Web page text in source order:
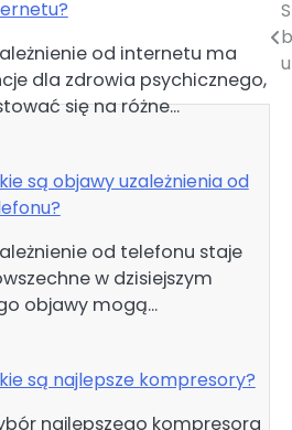
od internetu ma
dla zdrowia psychicznego,
się na różne…
są objawy uzależnienia od
od telefonu staje
w dzisiejszym
objawy mogą…
są najlepsze kompresory?
najlepszego kompresora